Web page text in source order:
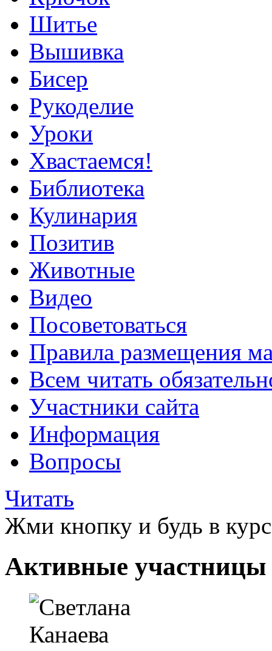
Шитье
Вышивка
Бисер
Рукоделие
Уроки
Хвастаемся!
Библиотека
Кулинария
Позитив
Животные
Видео
Посоветоваться
Правила размещения
Всем читать
Участники сайта
Информация
Вопросы
Читать
Жми кнопку и будь в
Активные участницы